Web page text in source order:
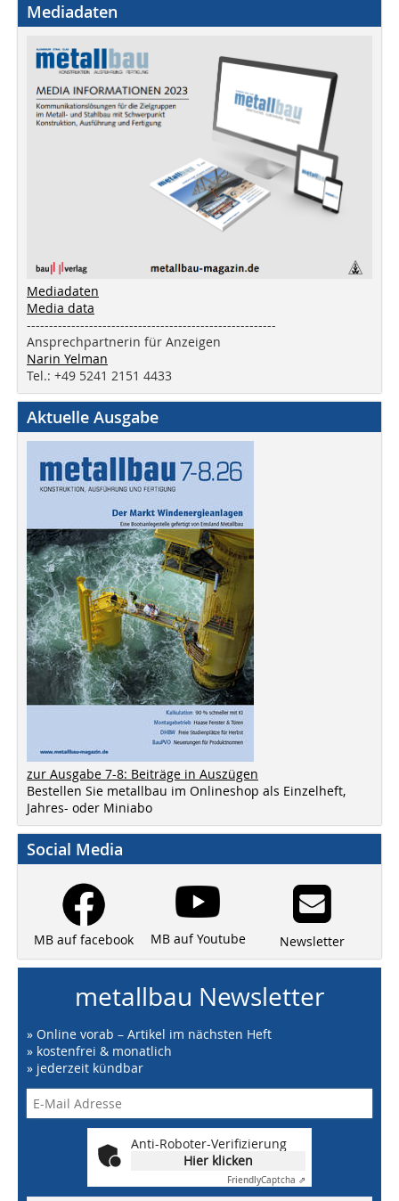
Mediadaten
Mediadaten
Media data
--------------------------------------------------------
Ansprechpartnerin für Anzeigen
Narin Yelman
Tel.: +49 5241 2151 4433
Aktuelle Ausgabe
zur Ausgabe 7-8: Beiträge in Auszügen
Bestellen Sie metallbau im Onlineshop als Einzelheft,
Jahres- oder Miniabo
Social Media
MB auf facebook MB auf Youtube Newsletter
metallbau Newsletter
» Online vorab – Artikel im nächsten Heft
» kostenfrei & monatlich
» jederzeit kündbar
Anti-Roboter-Verifizierung
Hier klicken
FriendlyCaptcha ⇗